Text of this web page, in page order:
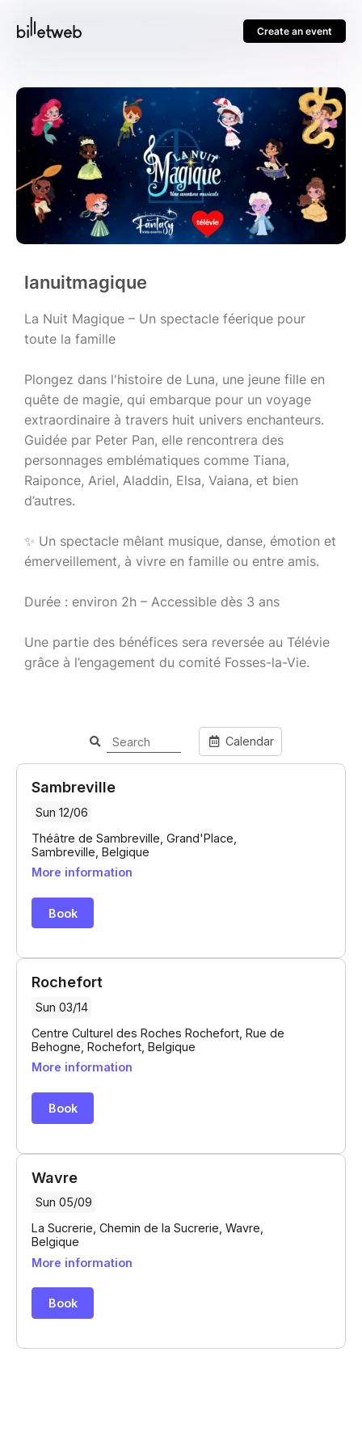
Create an event
lanuitmagique
La Nuit Magique – Un spectacle féerique pour
toute la famille
Plongez dans l'histoire de Luna, une jeune fille en
quête de magie, qui embarque pour un voyage
extraordinaire à travers huit univers enchanteurs.
Guidée par Peter Pan, elle rencontrera des
personnages emblématiques comme Tiana,
Raiponce, Ariel, Aladdin, Elsa, Vaiana, et bien
d’autres.
✨ Un spectacle mêlant musique, danse, émotion et
émerveillement, à vivre en famille ou entre amis.
Durée : environ 2h – Accessible dès 3 ans
Une partie des bénéfices sera reversée au Télévie
grâce à l’engagement du comité Fosses-la-Vie.